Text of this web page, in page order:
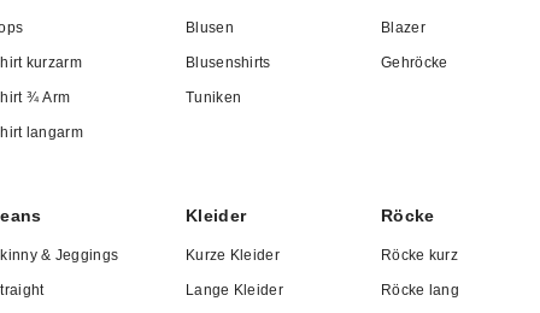
unseres Online-Shops finden Sie für jede
und jede Figur das Richtige. Elegante
Mäntel
kurzarm
¾ Arm
langarm
Blusen
Blusenshirts
Tuniken
Blazer
Gehröcke
& Jeggings
Kleider
Kurze Kleider
Lange Kleider
Röcke
Röcke kurz
Röcke lang